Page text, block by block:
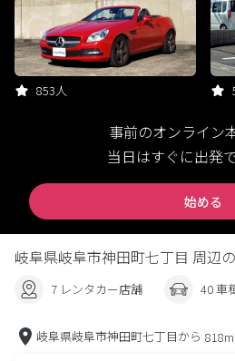
853人
事前のオンライン
当日はすぐに出発
始める
岐阜県岐阜市神田町七丁目 周辺
7 レンタカー店舗 40 車
岐阜県岐阜市神田町七丁目から 818m